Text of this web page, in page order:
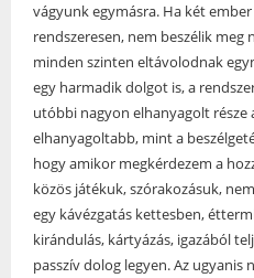
vágyunk egymásra. Ha két
rendszeresen, nem beszélik
minden szinten eltávolodnak
egy harmadik dolgot is, a
utóbbi nagyon elhanyagolt része
elhanyagoltabb, mint a
hogy amikor megkérdezem a
közös játékuk, szórakozásuk,
egy kávézgatás kettesben,
kirándulás, kártyázás, igazából
passzív dolog legyen. Az ugyanis